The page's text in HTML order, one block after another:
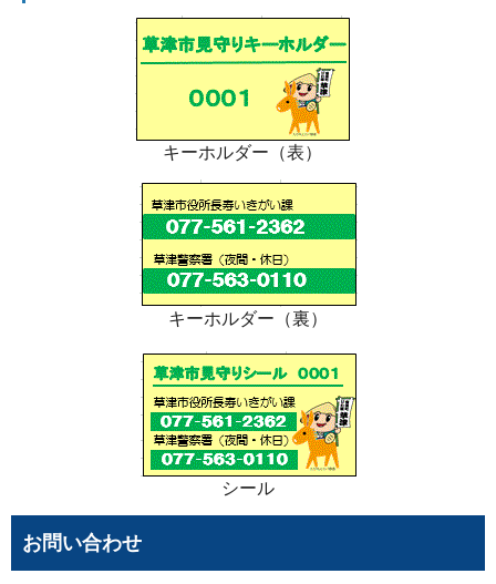
キーホルダー（表）
キーホルダー（裏）
シール
お問い合わせ